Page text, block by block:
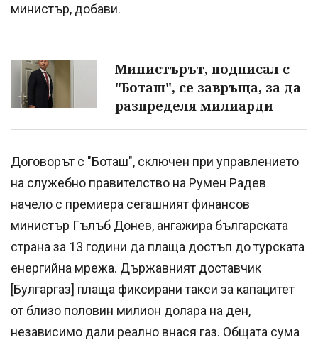
министър, добави.
Министърът, подписал с
"Боташ", се завръща, за да
разпределя милиарди
Договорът с "Боташ", сключен при управлението
на служебно правителство на Румен Радев
начело с премиера сегашният финансов
министър Гълъб Донев, ангажира българската
страна за 13 години да плаща достъп до турската
енергийна мрежа. Държавният доставчик
[Булгаргаз] плаща фиксирани такси за капацитет
от близо половин милион долара на ден,
независимо дали реално внася газ. Общата сума